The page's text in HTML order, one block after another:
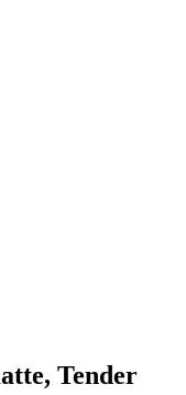
Tender